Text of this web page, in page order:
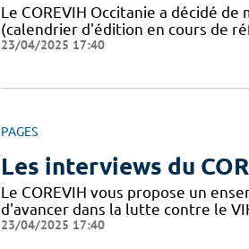
Le COREVIH Occitanie a décidé
(calendrier d'édition en cours de
23/04/2025 17:40
PAGES
Les interviews du
Le COREVIH vous propose un
d'avancer dans la lutte contre le
23/04/2025 17:40